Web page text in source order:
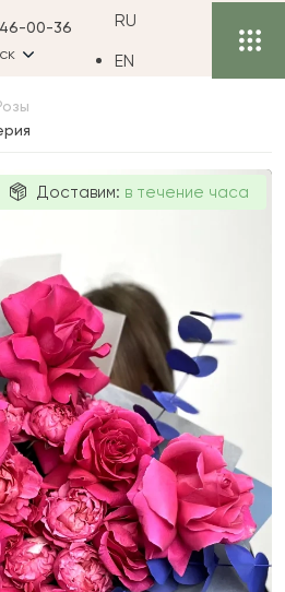
00-36
RU
EN
Доставим: в течение часа